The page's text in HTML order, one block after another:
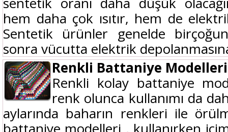
hem daha çok ısıtır, hem de
Sentetik ürünler genelde
sonra vücutta elektrik
Renkli Battaniye Modelleri
Renkli kolay battaniye
renk olunca kullanımı da
aylarında baharın renkleri ile